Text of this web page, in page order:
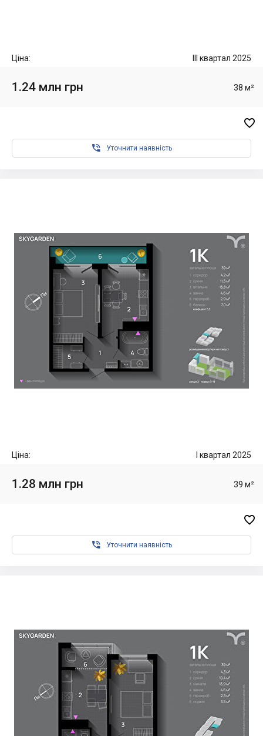
Ціна: III квартал 2025
1.24 млн грн 38 м²

 Уточнити наявність
Ціна: I квартал 2025
1.28 млн грн 39 м²

 Уточнити наявність